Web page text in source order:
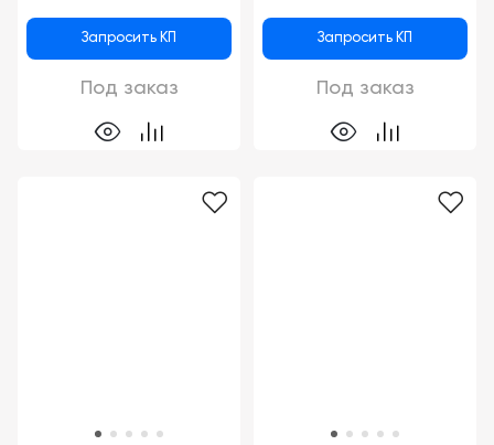
Запросить КП
Под заказ
Запросить КП
Под заказ